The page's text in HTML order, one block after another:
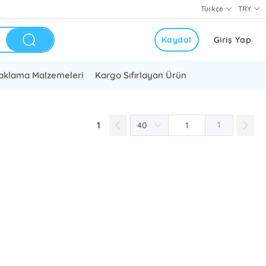
TRY
Türkçe
Giriş Yap
Kaydol
Malzemeleri Kargo Sıfırlayan Ürün
1 1